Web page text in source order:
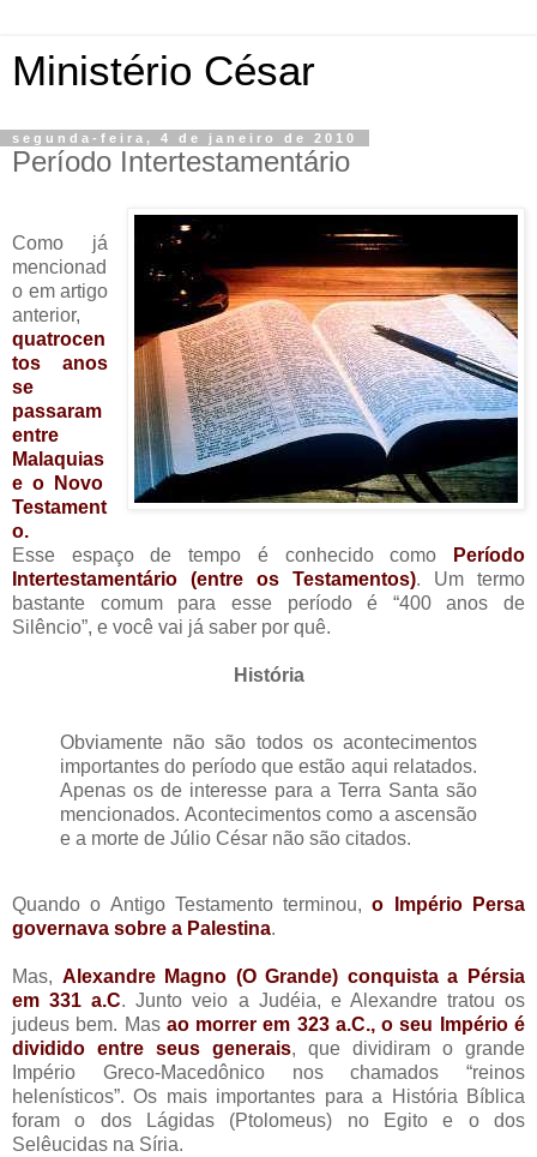
Ministério César
segunda-feira, 4 de janeiro de 2010
Período Intertestamentário
Como já
mencionad
o em artigo
anterior,
quatrocen
tos anos
se
passaram
entre
Malaquias
e o Novo
Testament
o.
Esse espaço de tempo é conhecido como
Período
Intertestamentário (entre os Testamentos). Um termo
bastante comum para esse período é “400 anos de
Silêncio”, e você vai já saber por quê.
História
Obviamente não são todos os acontecimentos
importantes do período que estão aqui relatados.
Apenas os de interesse para a Terra Santa são
mencionados. Acontecimentos como a ascensão
e a morte de Júlio César não são citados.
Quando o Antigo Testamento terminou,o Império Persa
governava sobre a Palestina.
Mas, Alexandre Magno (O Grande) conquista a Pérsia
em 331 a.C. Junto veio a Judéia, e Alexandre tratou os
judeus bem. Mas ao morrer em 323 a.C., o seu Império é
dividido entre seus generais, que dividiram o grande
Império Greco-Macedônico nos chamados “reinos
helenísticos”. Os mais importantes para a História Bíblica
foram o dos Lágidas (Ptolomeus) no Egito e o dos
Selêucidas na Síria.